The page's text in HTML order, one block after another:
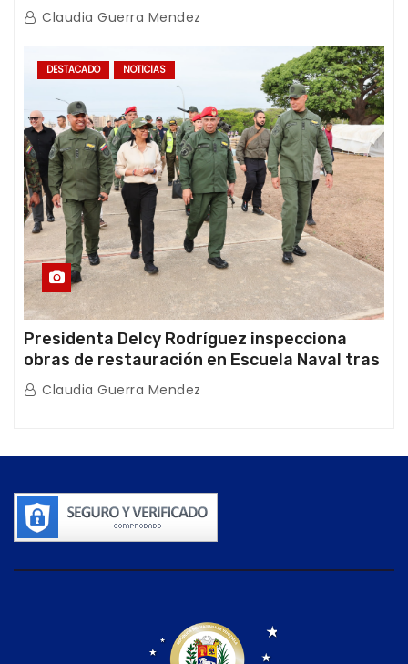
con Juntas de Condominio
Claudia Guerra Mendez
DESTACADO NOTICIAS
Presidenta Delcy Rodríguez inspecciona
obras de restauración en Escuela Naval tras
afectaciones sísmicas en La Guaira
Claudia Guerra Mendez